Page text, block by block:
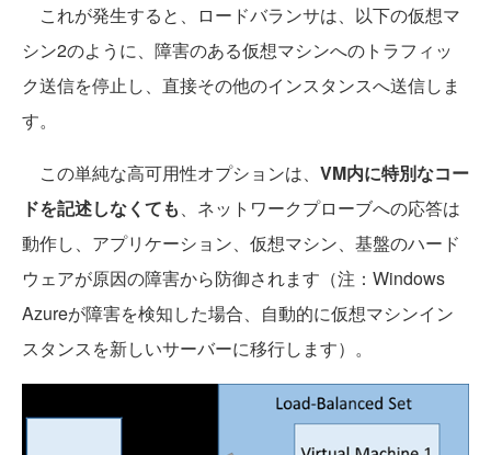
これが発生すると、ロードバランサは、以下の仮想マ
シン2のように、障害のある仮想マシンへのトラフィッ
ク送信を停止し、直接その他のインスタンスへ送信しま
す。
この単純な高可用性オプションは、 VM内に特別なコー
ドを記述しなくても、ネットワークプローブへの応答は
動作し、アプリケーション、仮想マシン、基盤のハード
ウェアが原因の障害から防御されます（注：Windows
Azureが障害を検知した場合、自動的に仮想マシンイン
スタンスを新しいサーバーに移行します）。